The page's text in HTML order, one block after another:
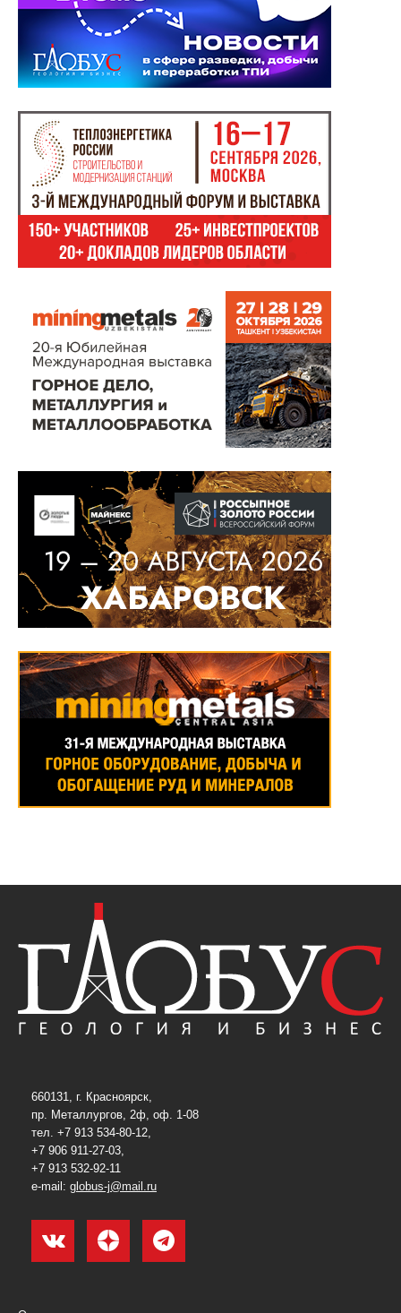
660131, г. Красноярск,
пр. Металлургов, 2ф, оф. 1-08
тел. +7 913 534-80-12,
+7 906 911-27-03,
+7 913 532-92-11
e-mail: globus-j@mail.ru